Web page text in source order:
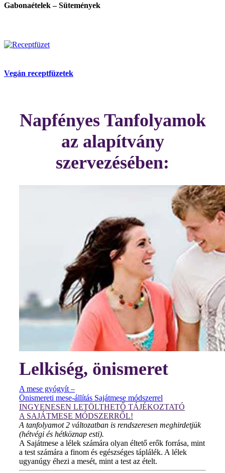
Gabonaételek – Sütemények
Vegán receptfüzetek
Napfényes Tanfolyamok
az alapítvány
szervezésében:
Lelkiség, önismeret
A mese gyógyít –
Önismereti mese-állítás Sajátmese módszerrel
INGYENESEN LETÖLTHETŐ TÁJÉKOZTATÓ
A SAJÁTMESE MÓDSZERRŐL!
A tanfolyamot 2 változatban is rendszeresen meghirdetjük
(hétvégi és hétköznap esti).
A Sajátmese a lélek számára olyan éltető erők forrása, mint
a test számára a finom és egészséges táplálék. A lélek
ugyanúgy éhezi a mesét, mint a test az ételt.